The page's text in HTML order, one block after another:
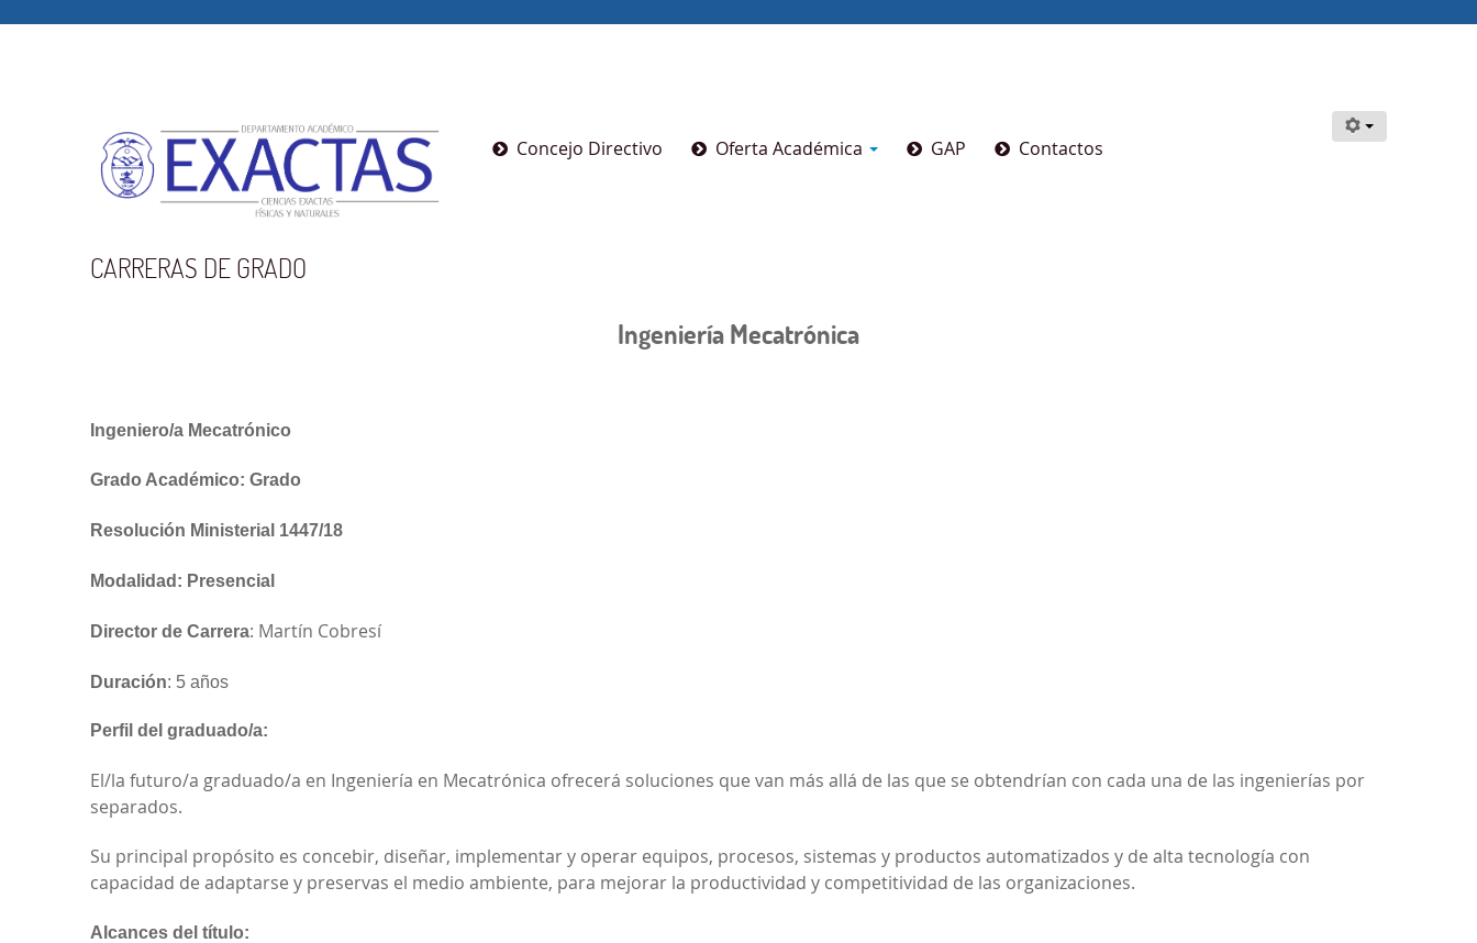
Concejo Directivo Oferta Académica GAP Contactos
CARRERAS DE GRADO
Ingeniería Mecatrónica
Ingeniero/a Mecatrónico
Grado Académico: Grado
Resolución Ministerial 1447/18
Modalidad: Presencial
Director de Carrera: Martín Cobresí
Duración: 5 años
Perfil del graduado/a:
El/la futuro/a graduado/a en Ingeniería en Mecatrónica ofrecerá soluciones que van más allá de las que se obtendrían con cada una de las ingenierías por
separados.
Su principal propósito es concebir, diseñar, implementar y operar equipos, procesos, sistemas y productos automatizados y de alta tecnología con
capacidad de adaptarse y preservas el medio ambiente, para mejorar la productividad y competitividad de las organizaciones.
Alcances del título: